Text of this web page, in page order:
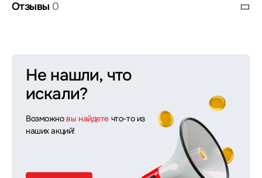
Отзывы 0
Не нашли, что
искали?
Возможно вы найдете что-то из
наших акций!